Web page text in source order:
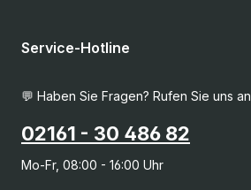
Service-Hotline
💬 Haben Sie Fragen? Rufen Sie uns an
02161 - 30 486 82
Mo-Fr, 08:00 - 16:00 Uhr